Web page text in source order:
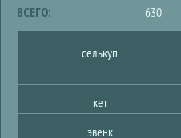
ВСЕГО: 630
селькуп
кет
эвенк